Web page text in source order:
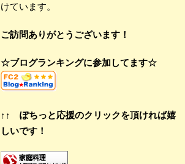
けています。
ご訪問ありがとうございます！
☆ブログランキングに参加してます☆
↑↑ ぽちっと応援のクリックを頂ければ嬉
しいです！